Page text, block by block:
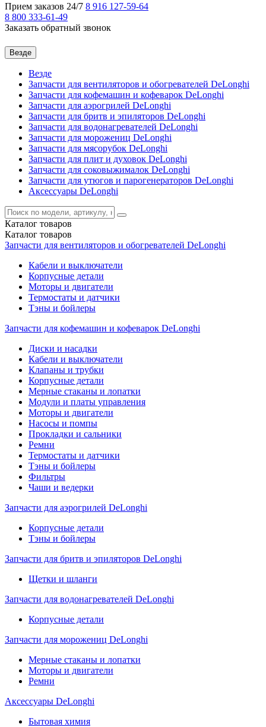
Прием заказов 24/7 8 916 127-59-64
8 800 333-61-49
Заказать обратный звонок
Везде
Везде
Запчасти для вентиляторов и обогревателей DeLonghi
Запчасти для кофемашин и кофеварок DeLonghi
Запчасти для аэрогрилей DeLonghi
Запчасти для бритв и эпиляторов DeLonghi
Запчасти для водонагревателей DeLonghi
Запчасти для морожениц DeLonghi
Запчасти для мясорубок DeLonghi
Запчасти для плит и духовок DeLonghi
Запчасти для соковыжималок DeLonghi
Запчасти для утюгов и парогенераторов DeLonghi
Аксессуары DeLonghi
Каталог товаров
Каталог товаров
Запчасти для вентиляторов и обогревателей DeLonghi
Кабели и выключатели
Корпусные детали
Моторы и двигатели
Термостаты и датчики
Тэны и бойлеры
Запчасти для кофемашин и кофеварок DeLonghi
Диски и насадки
Кабели и выключатели
Клапаны и трубки
Корпусные детали
Мерные стаканы и лопатки
Модули и платы управления
Моторы и двигатели
Насосы и помпы
Прокладки и сальники
Ремни
Термостаты и датчики
Тэны и бойлеры
Фильтры
Чаши и ведерки
Запчасти для аэрогрилей DeLonghi
Корпусные детали
Тэны и бойлеры
Запчасти для бритв и эпиляторов DeLonghi
Щетки и шланги
Запчасти для водонагревателей DeLonghi
Корпусные детали
Запчасти для морожениц DeLonghi
Мерные стаканы и лопатки
Моторы и двигатели
Ремни
Аксессуары DeLonghi
Бытовая химия